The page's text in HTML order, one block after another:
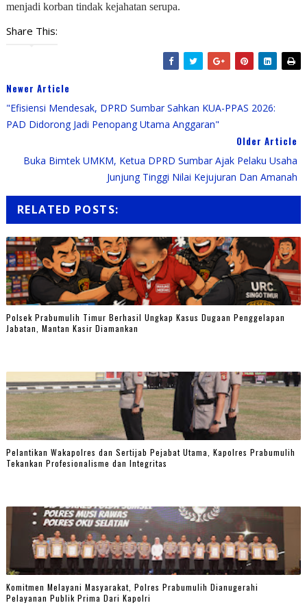
menjadi korban tindak kejahatan serupa.
Share This:
Newer Article
​"Efisiensi Mendesak, DPRD Sumbar Sahkan KUA-PPAS 2026:
PAD Didorong Jadi Penopang Utama Anggaran"
Older Article
Buka Bimtek UMKM, Ketua DPRD Sumbar Ajak Pelaku Usaha
Junjung Tinggi Nilai Kejujuran Dan Amanah
RELATED POSTS:
Polsek Prabumulih Timur Berhasil Ungkap Kasus Dugaan Penggelapan
Jabatan, Mantan Kasir Diamankan
Pelantikan Wakapolres dan Sertijab Pejabat Utama, Kapolres Prabumulih
Tekankan Profesionalisme dan Integritas
Komitmen Melayani Masyarakat, Polres Prabumulih Dianugerahi
Pelayanan Publik Prima Dari Kapolri